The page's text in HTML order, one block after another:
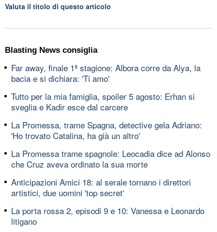
Valuta il titolo di questo articolo
Blasting News consiglia
Far away, finale 1ª stagione: Albora corre da Alya, la
bacia e si dichiara: 'Ti amo'
Tutto per la mia famiglia, spoiler 5 agosto: Erhan si
sveglia e Kadir esce dal carcere
La Promessa, trame Spagna, detective gela Adriano:
'Ho trovato Catalina, ha già un altro'
La Promessa trame spagnole: Leocadia dice ad Alonso
che Cruz aveva ordinato la sua morte
Anticipazioni Amici 18: al serale tornano i direttori
artistici, due uomini 'top secret'
La porta rossa 2, episodi 9 e 10: Vanessa e Leonardo
litigano